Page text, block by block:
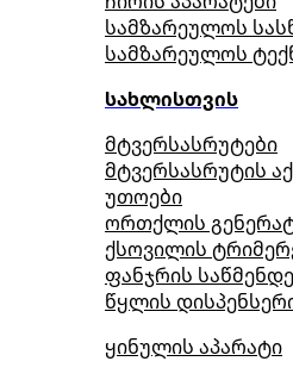
სამზარეულოს
სამზარეულოს
სახლისთვის
მტვერსასრუტები
მტვერსასრუტის
უთოები
ორთქლის
ქსოვილის
ფანჯრის
წყლის
ყინულის აპარატი